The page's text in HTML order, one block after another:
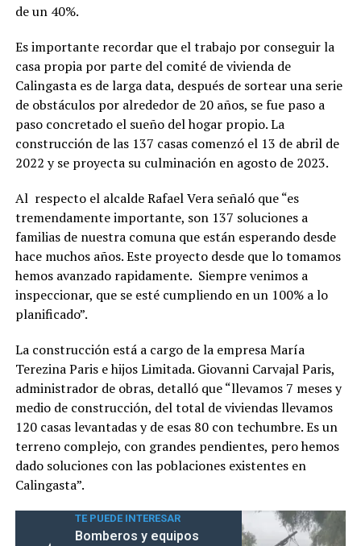
de un 40%.
Es importante recordar que el trabajo por conseguir la
casa propia por parte del comité de vivienda de
Calingasta es de larga data, después de sortear una serie
de obstáculos por alrededor de 20 años, se fue paso a
paso concretado el sueño del hogar propio. La
construcción de las 137 casas comenzó el 13 de abril de
2022 y se proyecta su culminación en agosto de 2023.
Al respecto el alcalde Rafael Vera señaló que “es
tremendamente importante, son 137 soluciones a
familias de nuestra comuna que están esperando desde
hace muchos años. Este proyecto desde que lo tomamos
hemos avanzado rapidamente. Siempre venimos a
inspeccionar, que se esté cumpliendo en un 100% a lo
planificado”.
La construcción está a cargo de la empresa María
Terezina Paris e hijos Limitada. Giovanni Carvajal Paris,
administrador de obras, detalló que “llevamos 7 meses y
medio de construcción, del total de viviendas llevamos
120 casas levantadas y de esas 80 con techumbre. Es un
terreno complejo, con grandes pendientes, pero hemos
dado soluciones con las poblaciones existentes en
Calingasta”.
TE PUEDE INTERESAR
Bomberos y equipos